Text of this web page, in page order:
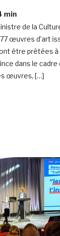
min
de la
œuvres d’art
être prêtées
dans le cadre
œuvres, […]